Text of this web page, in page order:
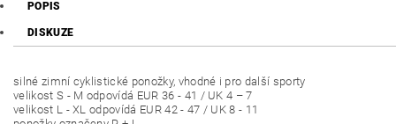
POPIS
DISKUZE
silné zimní cyklistické ponožky, vhodné i pro další sporty
velikost S - M odpovídá EUR 36 - 41 / UK 4 – 7
velikost L - XL odpovídá EUR 42 - 47 / UK 8 - 11